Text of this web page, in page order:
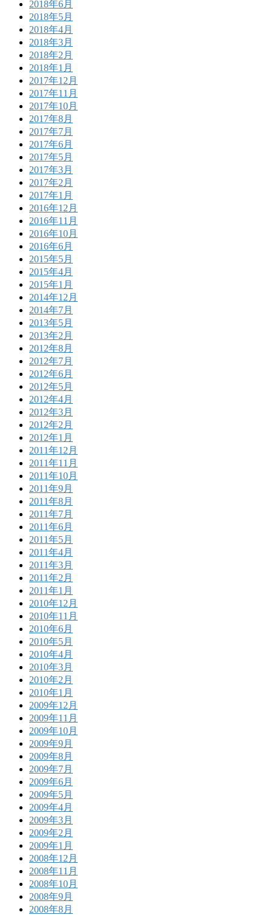
2018年6月
2018年5月
2018年4月
2018年3月
2018年2月
2018年1月
2017年12月
2017年11月
2017年10月
2017年8月
2017年7月
2017年6月
2017年5月
2017年3月
2017年2月
2017年1月
2016年12月
2016年11月
2016年10月
2016年6月
2015年5月
2015年4月
2015年1月
2014年12月
2014年7月
2013年5月
2013年2月
2012年8月
2012年7月
2012年6月
2012年5月
2012年4月
2012年3月
2012年2月
2012年1月
2011年12月
2011年11月
2011年10月
2011年9月
2011年8月
2011年7月
2011年6月
2011年5月
2011年4月
2011年3月
2011年2月
2011年1月
2010年12月
2010年11月
2010年6月
2010年5月
2010年4月
2010年3月
2010年2月
2010年1月
2009年12月
2009年11月
2009年10月
2009年9月
2009年8月
2009年7月
2009年6月
2009年5月
2009年4月
2009年3月
2009年2月
2009年1月
2008年12月
2008年11月
2008年10月
2008年9月
2008年8月